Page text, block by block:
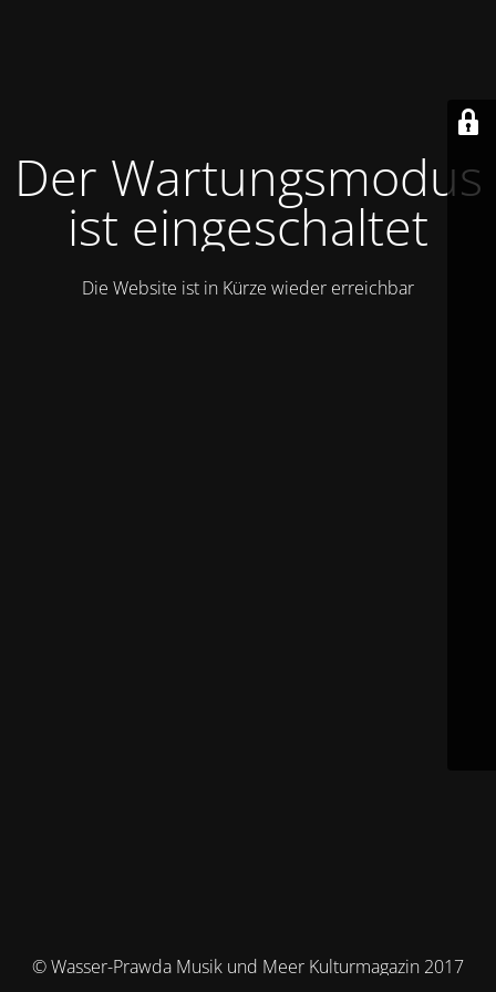
Der Wartungsmodus
ist eingeschaltet
Die Website ist in Kürze wieder erreichbar
© Wasser-Prawda Musik und Meer Kulturmagazin 2017